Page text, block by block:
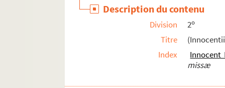
Description du contenu
Division 2o
Titre
Index
Innocent
missæ